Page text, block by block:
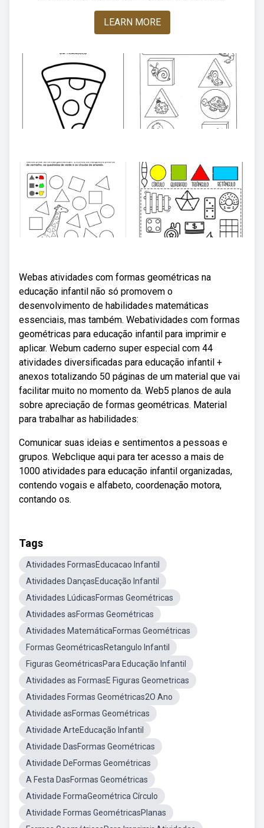
LEARN MORE
Webas atividades com formas geométricas na
educação infantil não só promovem o
desenvolvimento de habilidades matemáticas
essenciais, mas também. Webatividades com formas
geométricas para educação infantil para imprimir e
aplicar. Webum caderno super especial com 44
atividades diversificadas para educação infantil +
anexos totalizando 50 páginas de um material que vai
facilitar muito no momento da. Web5 planos de aula
sobre apreciação de formas geométricas. Material
para trabalhar as habilidades:
Comunicar suas ideias e sentimentos a pessoas e
grupos. Webclique aqui para ter acesso a mais de
1000 atividades para educação infantil organizadas,
contendo vogais e alfabeto, coordenação motora,
contando os.
Tags
Atividades FormasEducacao Infantil
Atividades DançasEducação Infantil
Atividades LúdicasFormas Geométricas
Atividades asFormas Geométricas
Atividades MatemáticaFormas Geométricas
Formas GeométricasRetangulo Infantil
Figuras GeométricasPara Educação Infantil
Atividades as FormasE Figuras Geometricas
Atividades Formas Geométricas2O Ano
Atividade asFormas Geométricas
Atividade ArteEducação Infantil
Atividade DasFormas Geométricas
Atividade DeFormas Geométricas
A Festa DasFormas Geométricas
Atividade FormaGeométrica Círculo
Atividade Formas GeométricasPlanas